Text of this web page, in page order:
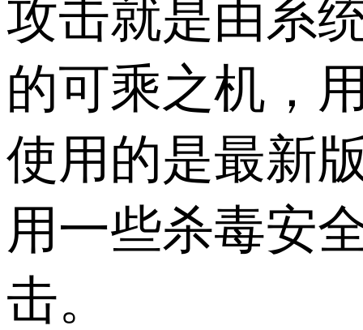
攻击就是由系
的可乘之机，
使用的是最新
用一些杀毒安
击。